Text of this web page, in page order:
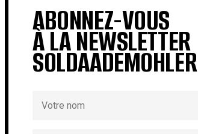
ABONNEZ-VOUS
À LA NEWSLETTER
SOLDAADEMOHLER